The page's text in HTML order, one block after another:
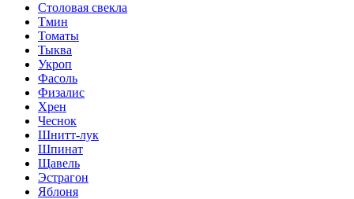
Столовая свекла
Тмин
Томаты
Тыква
Укроп
Фасоль
Физалис
Хрен
Чеснок
Шнитт-лук
Шпинат
Щавель
Эстрагон
Яблоня